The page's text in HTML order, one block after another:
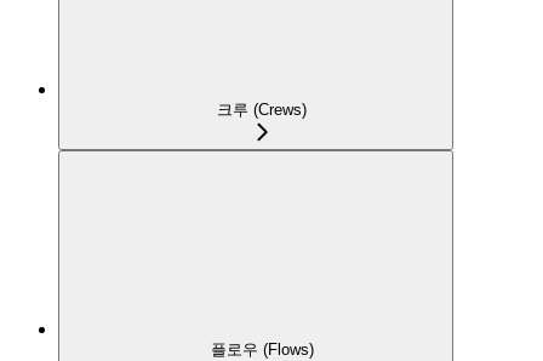
크루 (Crews)
플로우 (Flows)